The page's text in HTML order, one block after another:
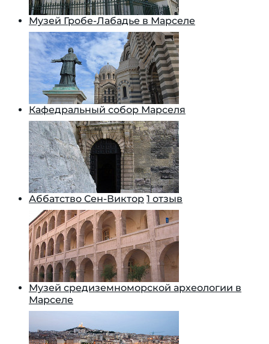
Музей Гробе-Лабадье в Марселе
Кафедральный собор Марселя
Аббатство Сен-Виктор 1 отзыв
Музей средиземноморской археологии в
Марселе